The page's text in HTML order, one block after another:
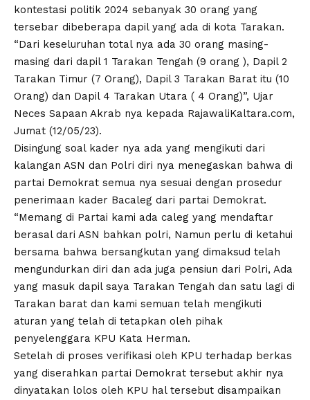
kontestasi politik 2024 sebanyak 30 orang yang
tersebar dibeberapa dapil yang ada di kota Tarakan.
“Dari keseluruhan total nya ada 30 orang masing-
masing dari dapil 1 Tarakan Tengah (9 orang ), Dapil 2
Tarakan Timur (7 Orang), Dapil 3 Tarakan Barat itu (10
Orang) dan Dapil 4 Tarakan Utara ( 4 Orang)”, Ujar
Neces Sapaan Akrab nya kepada RajawaliKaltara.com,
Jumat (12/05/23).
Disingung soal kader nya ada yang mengikuti dari
kalangan ASN dan Polri diri nya menegaskan bahwa di
partai Demokrat semua nya sesuai dengan prosedur
penerimaan kader Bacaleg dari partai Demokrat.
“Memang di Partai kami ada caleg yang mendaftar
berasal dari ASN bahkan polri, Namun perlu di ketahui
bersama bahwa bersangkutan yang dimaksud telah
mengundurkan diri dan ada juga pensiun dari Polri, Ada
yang masuk dapil saya Tarakan Tengah dan satu lagi di
Tarakan barat dan kami semuan telah mengikuti
aturan yang telah di tetapkan oleh pihak
penyelenggara KPU Kata Herman.
Setelah di proses verifikasi oleh KPU terhadap berkas
yang diserahkan partai Demokrat tersebut akhir nya
dinyatakan lolos oleh KPU hal tersebut disampaikan